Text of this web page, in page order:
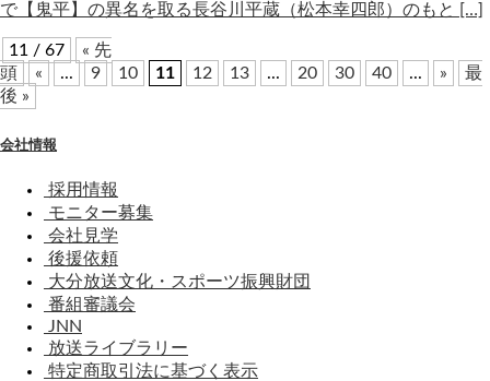
で【鬼平】の異名を取る長谷川平蔵（松本幸四郎）のもと […]
11 / 67
« 先
頭
« ... 9 10 11 12 13 ... 20 30 40 ... »
最
後 »
会社情報
採用情報
モニター募集
会社見学
後援依頼
大分放送文化・スポーツ振興財団
番組審議会
JNN
放送ライブラリー
特定商取引法に基づく表示